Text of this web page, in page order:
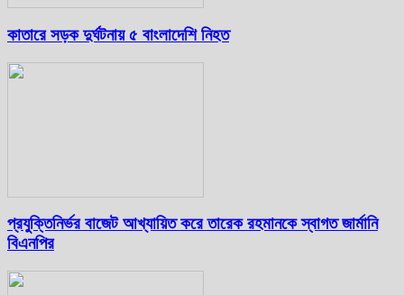
কাতারে সড়ক দুর্ঘটনায় ৫ বাংলাদেশি নিহত
প্রযুক্তিনির্ভর বাজেট আখ্যায়িত করে তারেক রহমানকে স্বাগত জার্মানি
বিএনপির